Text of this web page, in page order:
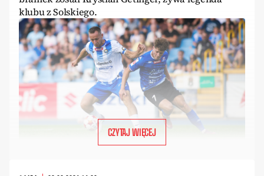
klubu z Solskiego.
CZYTAJ WIĘCEJ